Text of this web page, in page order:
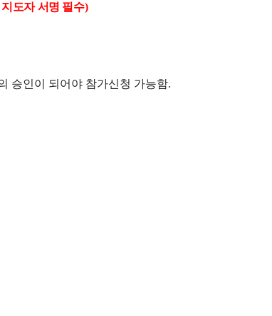
도자 서명 필수)
승인이 되어야 참가신청 가능함.